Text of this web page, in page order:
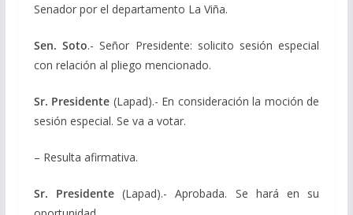
Senador por el departamento La Viña.
Sen. Soto.- Señor Presidente: solicito sesión especial
con relación al pliego mencionado.
Sr. Presidente (Lapad).- En consideración la moción de
sesión especial. Se va a votar.
– Resulta afirmativa.
Sr. Presidente(Lapad).- Aprobada. Se hará en su